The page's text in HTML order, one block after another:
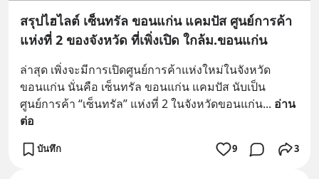
สรุปไฮไลต์ เซ็นทรัล ขอนแก่น แคมปัส ศูนย์การค้า
แห่งที่ 2 ของจังหวัด ที่เพิ่งเปิด ใกล้ม.ขอนแก่น
ล่าสุด เพิ่งจะมีการเปิดศูนย์การค้าแห่งใหม่ในจังหวัด
ขอนแก่น นั่นคือ เซ็นทรัล ขอนแก่น แคมปัส นับเป็น
ศูนย์การค้า “เซ็นทรัล” แห่งที่ 2 ในจังหวัดขอนแก่น... อ่าน
ต่อ
บันทึก 9 3